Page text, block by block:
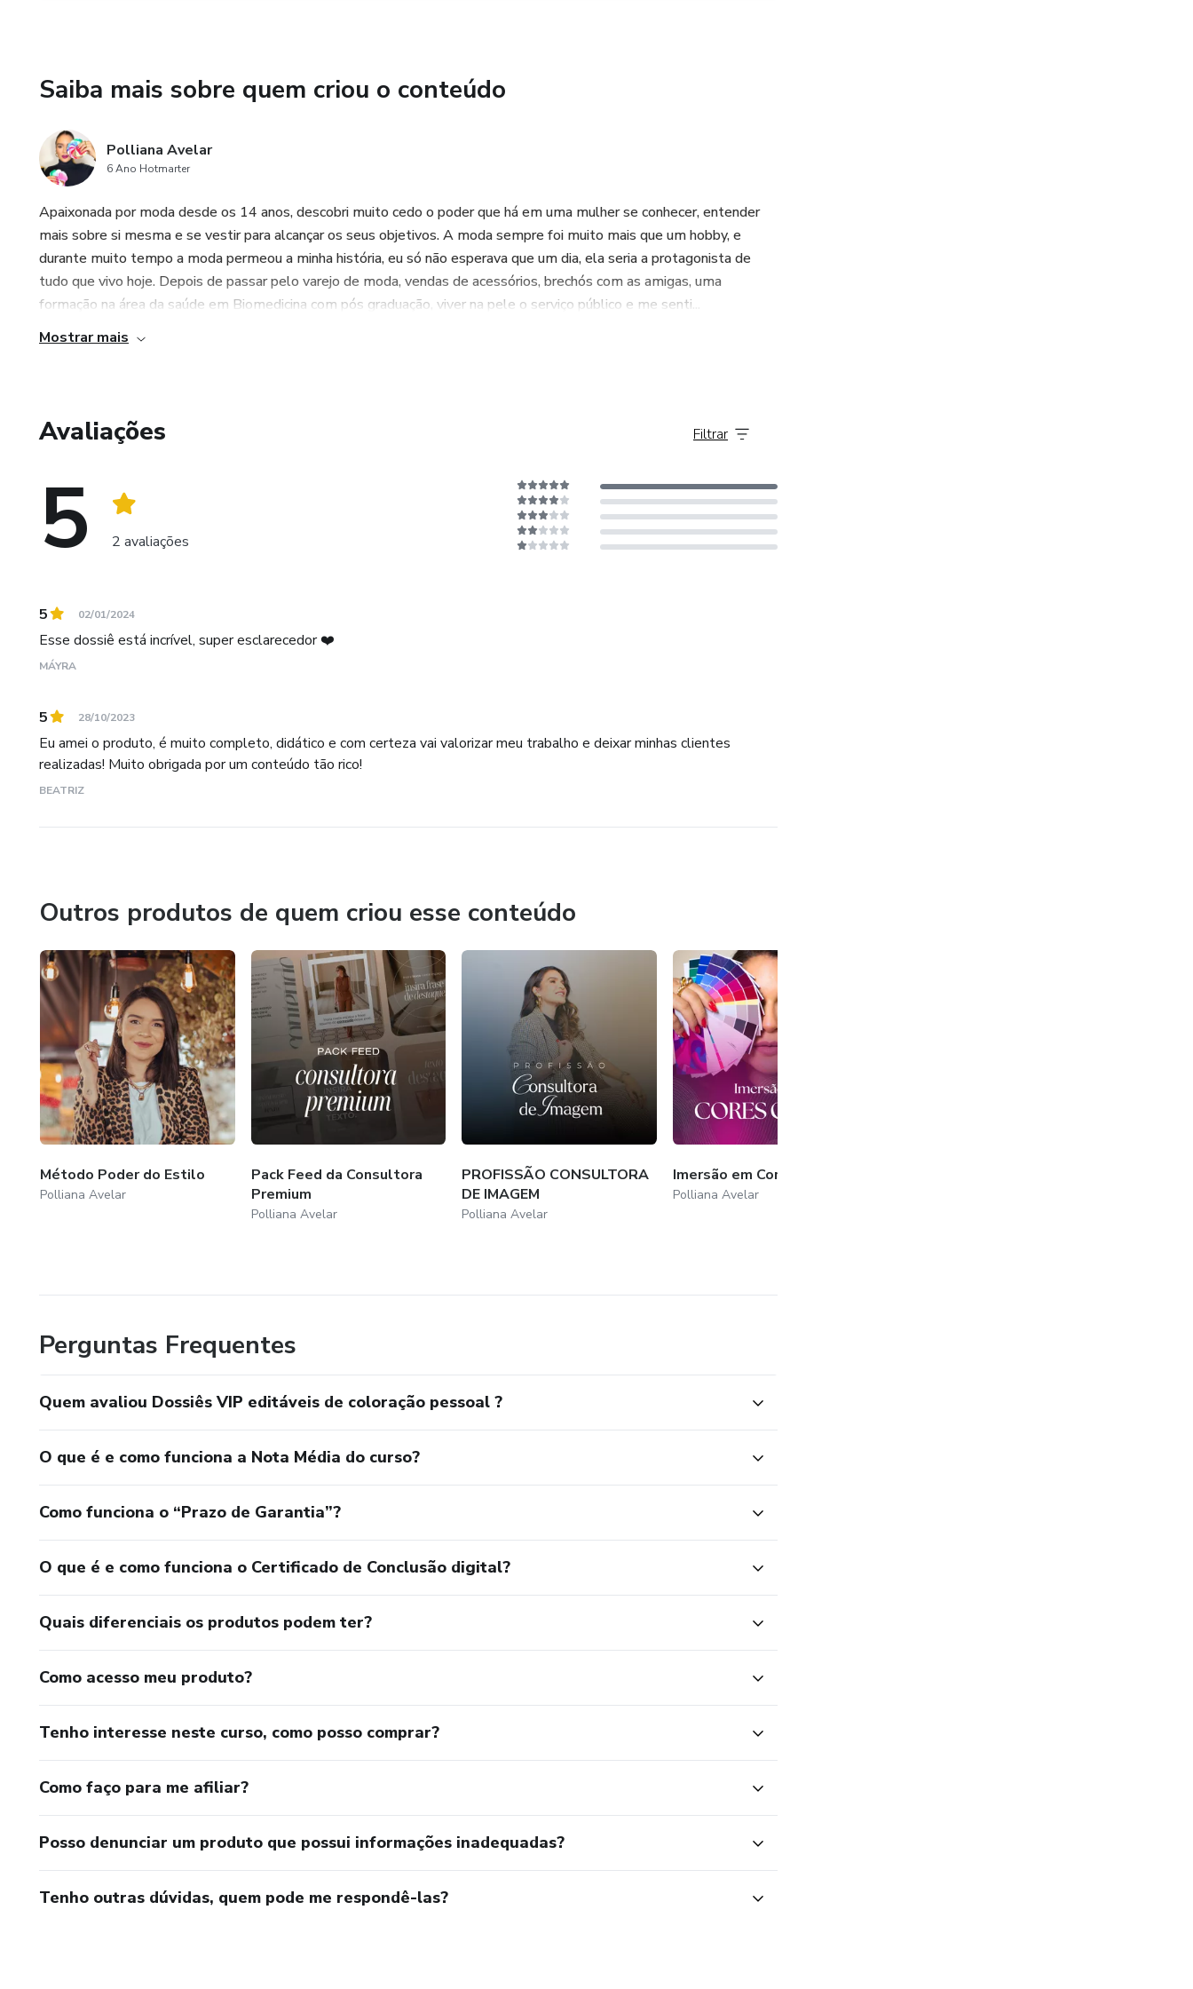
Saiba mais sobre quem criou o conteúdo
Polliana Avelar
6 Ano Hotmarter
Apaixonada por moda desde os 14 anos, descobri muito cedo o poder que há em uma mulher se conhecer, entender
mais sobre si mesma e se vestir para alcançar os seus objetivos. A moda sempre foi muito mais que um hobby, e
durante muito tempo a moda permeou a minha história, eu só não esperava que um dia, ela seria a protagonista de
tudo que vivo hoje. Depois de passar pelo varejo de moda, vendas de acessórios, brechós com as amigas, uma
formação na área da saúde em Biomedicina com pós graduação, viver na pele o serviço público e me senti...
Mostrar mais
Avaliações
5 2 avaliações
Filtrar
5 02/01/2024
Esse dossiê está incrível, super esclarecedor ❤️
MÁYRA
5 28/10/2023
Eu amei o produto, é muito completo, didático e com certeza vai valorizar meu trabalho e deixar minhas clientes
realizadas! Muito obrigada por um conteúdo tão rico!
BEATRIZ
Outros produtos de quem criou esse conteúdo
Método Poder do Estilo
Polliana Avelar
Pack Feed da Consultora
Premium
Polliana Avelar
PROFISSÃO CONSULTORA
DE IMAGEM
Polliana Avelar
Imersão em Cores Online
Polliana Avelar
Perguntas Frequentes
Quem avaliou Dossiês VIP editáveis de coloração pessoal ?
O que é e como funciona a Nota Média do curso?
Como funciona o “Prazo de Garantia”?
O que é e como funciona o Certificado de Conclusão digital?
Quais diferenciais os produtos podem ter?
Como acesso meu produto?
Tenho interesse neste curso, como posso comprar?
Como faço para me afiliar?
Posso denunciar um produto que possui informações inadequadas?
Tenho outras dúvidas, quem pode me respondê-las?